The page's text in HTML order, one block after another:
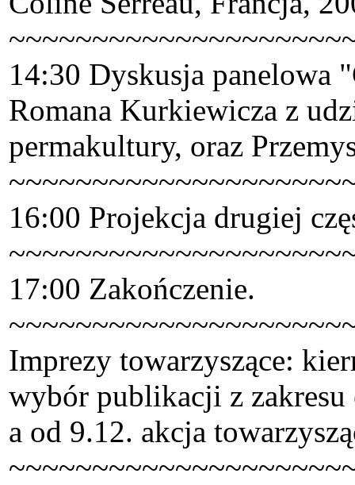
14:30 Dyskusja panelowa
Romana Kurkiewicza z
permakultury, oraz
16:00 Projekcja drugiej
17:00 Zakończenie.
Imprezy towarzyszące:
wybór publikacji z
a od 9.12. akcja